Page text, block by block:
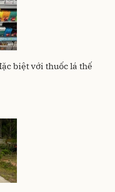
biệt với thuốc lá thế